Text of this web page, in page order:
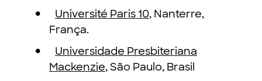
Université Paris 10, Nanterre,
França.
Universidade Presbiteriana
Mackenzie,São Paulo, Brasil